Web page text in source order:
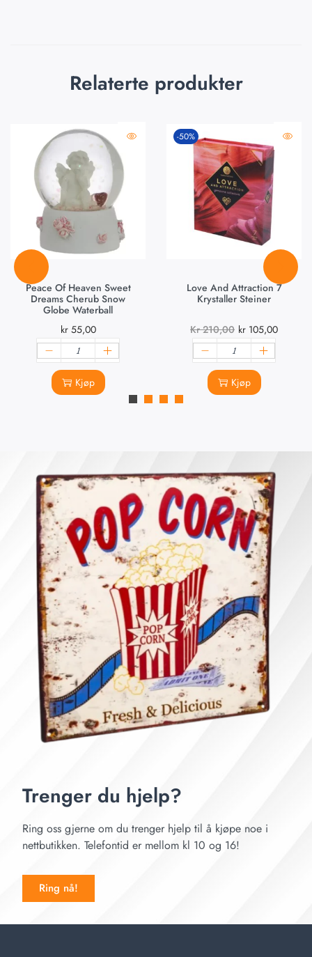
Relaterte produkter
Peace Of Heaven Sweet
Dreams Cherub Snow
Globe Waterball
kr55,00
Kjøp
-50%
Love And Attraction 7
Krystaller Steiner
Kr210,00 kr 105,00
Kjøp
Trenger du hjelp?
Ring oss gjerne om du trenger hjelp til å kjøpe noe i
nettbutikken. Telefontid er mellom kl 10 og 16!
Ring nå!